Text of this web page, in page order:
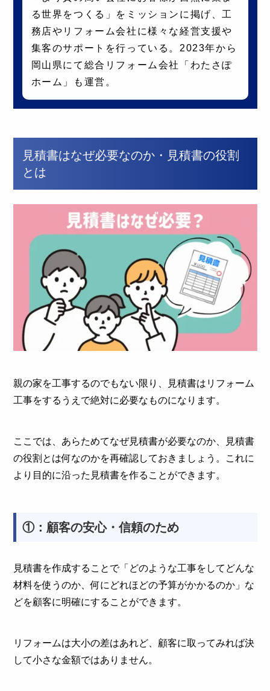
る世界をつくる」をミッションに掲げ、工
務店やリフォーム会社に様々な経営支援や
集客のサポートを行っている。2023年から
岡山県にて総合リフォーム会社「わたさぽ
ホーム」も運営。
見積書はなぜ必要なのか・見積書の役割
とは
親の家を工事するのでもない限り、見積書はリフォーム
工事をするうえで絶対に必要なものになります。
ここでは、あらためてなぜ見積書が必要なのか、見積書
の役割とは何なのかを再確認しておきましょう。これに
より目的に沿った見積書を作ることができます。
①：顧客の安心・信頼のため
見積書を作成することで「どのような工事をしてどんな
材料を使うのか、何にどれほどの予算がかかるのか」な
どを顧客に明確にすることができます。
リフォームは大小の差はあれど、顧客に取ってみれば決
して小さな金額ではありません。